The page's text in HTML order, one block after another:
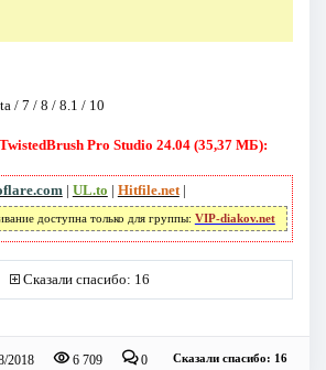
/ 7 / 8 / 8.1 / 10
Pro Studio 24.04 (35,37 МБ):
| UL.to | Hitfile.net|
доступна только для группы: VIP-diakov.net
Сказали спасибо: 16
2018 6 709 0 Сказали спасибо: 16